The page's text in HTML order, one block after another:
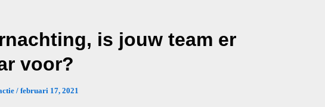
is jouw team er
voor?
/ februari 17, 2021